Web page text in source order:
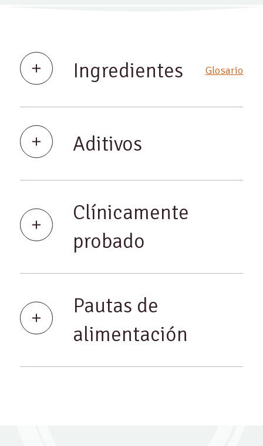
Ingredientes Glosario
Aditivos
Clínicamente
probado
Pautas de
alimentación